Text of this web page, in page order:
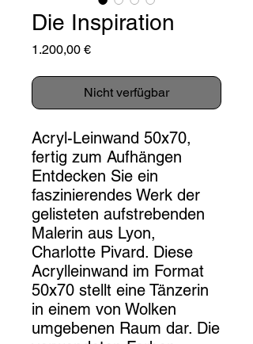
Die Inspiration
1.200,00 €Preis
Nicht verfügbar
Acryl-Leinwand 50x70,
fertig zum Aufhängen
Entdecken Sie ein
faszinierendes Werk der
gelisteten aufstrebenden
Malerin aus Lyon,
Charlotte Pivard. Diese
Acrylleinwand im Format
50x70 stellt eine Tänzerin
in einem von Wolken
umgebenen Raum dar. Die